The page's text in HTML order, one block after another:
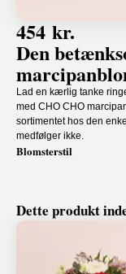
454 kr.
Den
Lad en kærlig tanke
med CHO CHO
sortimentet hos den
medfølger ikke.
Blomsterstil
Dette produkt